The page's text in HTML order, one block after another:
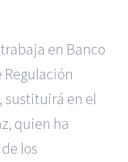
en Banco
sustituirá en el
quien ha
los